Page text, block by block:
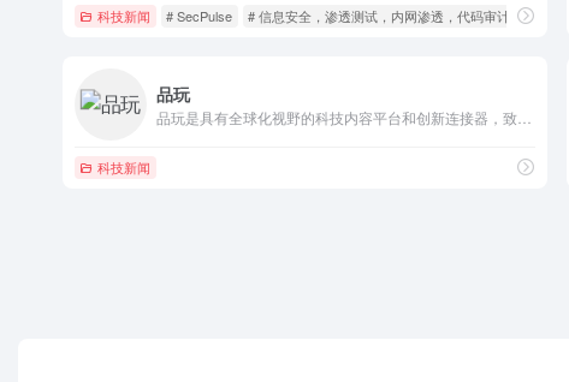
科技新闻 # SecPulse # 信息安全，渗透测试，内网渗透，代码审计，安全
品玩
科技新闻